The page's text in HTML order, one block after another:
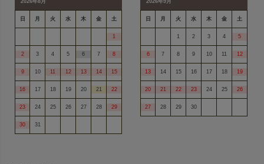
日 月 火 水 木 金 土
1
2 3 4 5 6 7 8
9 10 11 12 13 14 15
16 17 18 19 20 21 22
23 24 25 26 27 28 29
30 31
日 月 火 水 木 金 土
1 2 3 4 5
6 7 8 9 10 11 12
13 14 15 16 17 18 19
20 21 22 23 24 25 26
27 28 29 30